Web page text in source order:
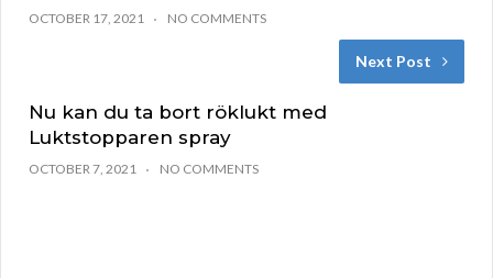
OCTOBER 17, 2021 NO COMMENTS
Next Post
Nu kan du ta bort röklukt med
Luktstopparen spray
OCTOBER 7, 2021 NO COMMENTS